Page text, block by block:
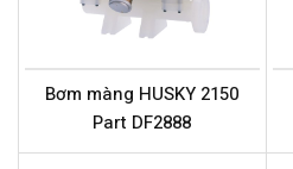
Bơm màng HUSKY 2150
Part DF2888